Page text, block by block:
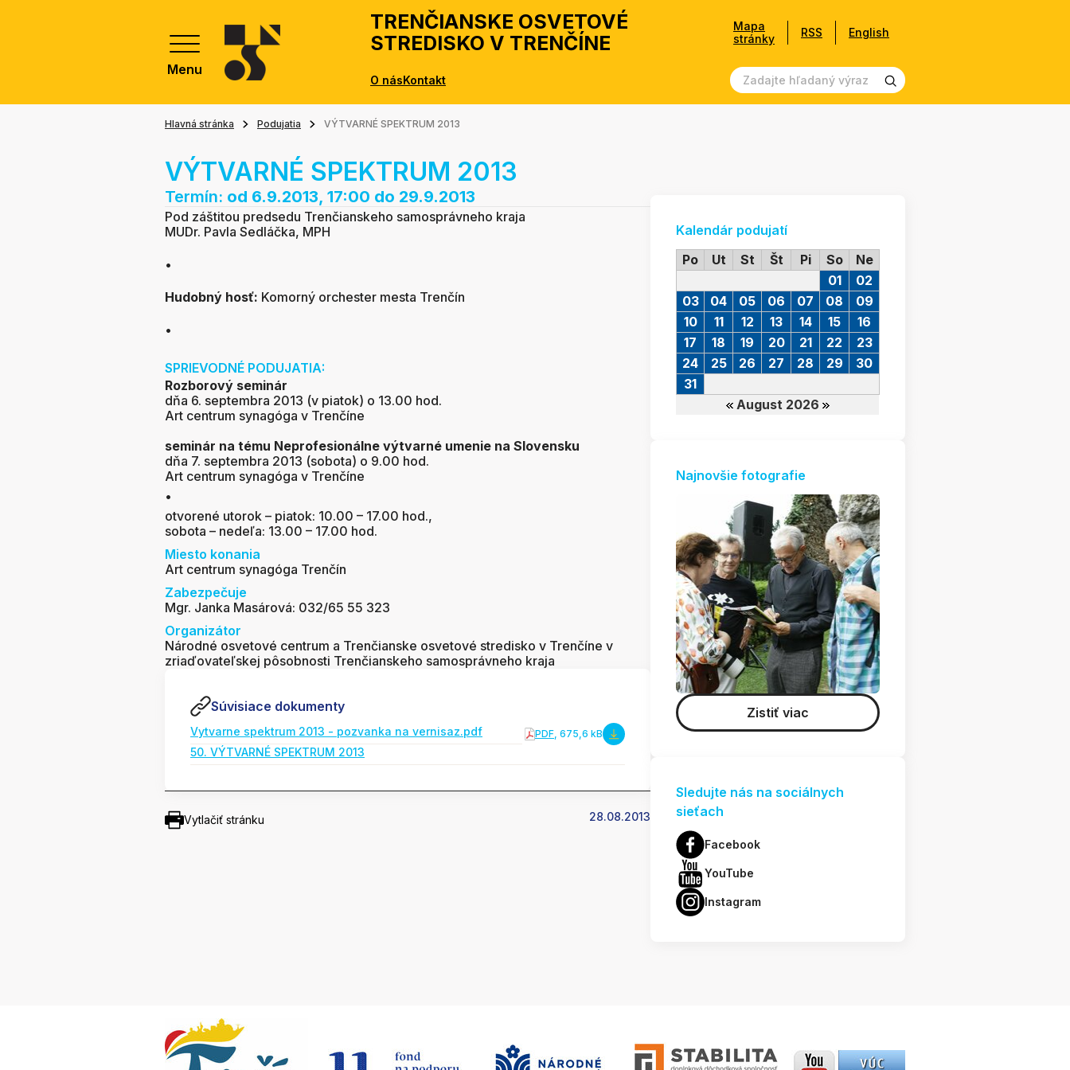
Menu
TRENČIANSKE OSVETOVÉ
STREDISKO V TRENČÍNE
O násKontakt
Mapa
stránky
RSS English
Hlavná stránka Podujatia VÝTVARNÉ SPEKTRUM 2013
VÝTVARNÉ SPEKTRUM 2013
Termín: od 6.9.2013, 17:00 do 29.9.2013
Pod záštitou predsedu Trenčianskeho samosprávneho kraja
MUDr. Pavla Sedláčka, MPH
•
Hudobný hosť: Komorný orchester mesta Trenčín
•
SPRIEVODNÉ PODUJATIA:
Rozborový seminár
dňa 6. septembra 2013 (v piatok) o 13.00 hod.
Art centrum synagóga v Trenčíne
seminár na tému Neprofesionálne výtvarné umenie na Slovensku
dňa 7. septembra 2013 (sobota) o 9.00 hod.
Art centrum synagóga v Trenčíne
•
otvorené utorok – piatok: 10.00 – 17.00 hod.,
sobota – nedeľa: 13.00 – 17.00 hod.
Miesto konania
Art centrum synagóga Trenčín
Zabezpečuje
Mgr. Janka Masárová: 032/65 55 323
Organizátor
Národné osvetové centrum a Trenčianske osvetové stredisko v Trenčíne v
zriaďovateľskej pôsobnosti Trenčianskeho samosprávneho kraja
Súvisiace dokumenty
Vytvarne spektrum 2013 - pozvanka na vernisaz.pdf PDF, 675,6 kB
50. VÝTVARNÉ SPEKTRUM 2013
Vytlačiť stránku 28.08.2013
Kalendár podujatí
Po
Ut St Št Pi So Ne
August 2026
01
02
03
04 05 06 07 08
09
10
11 12 13 14 15
16
17
18 19 20 21 22
23
24
25 26 27 28 29
30
31
Najnovšie fotografie
Zistiť viac
Sledujte nás na sociálnych
sieťach
Facebook
YouTube
Instagram